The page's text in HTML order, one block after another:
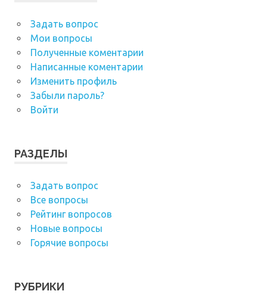
Задать вопрос
Мои вопросы
Полученные коментарии
Написанные коментарии
Изменить профиль
Забыли пароль?
Войти
РАЗДЕЛЫ
Задать вопрос
Все вопросы
Рейтинг вопросов
Новые вопросы
Горячие вопросы
РУБРИКИ